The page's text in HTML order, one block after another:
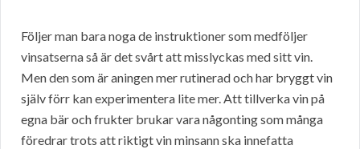
Följer man bara noga de instruktioner som medföljer
vinsatserna så är det svårt att misslyckas med sitt vin.
Men den som är aningen mer rutinerad och har bryggt vin
själv förr kan experimentera lite mer. Att tillverka vin på
egna bär och frukter brukar vara någonting som många
föredrar trots att riktigt vin minsann ska innefatta